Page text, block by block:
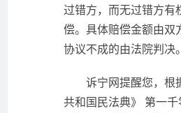
过错方，而无过错方有
偿。具体赔偿金额由双
协议不成的由法院判决。
诉宁网提醒您，根
共和国民法典》 第一